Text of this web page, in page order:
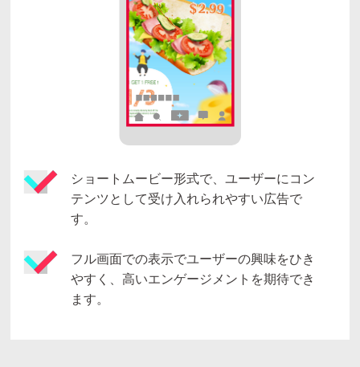
ショートムービー形式で、ユーザーにコン
テンツとして受け入れられやすい広告で
す。
フル画面での表示でユーザーの興味をひき
やすく、高いエンゲージメントを期待でき
ます。